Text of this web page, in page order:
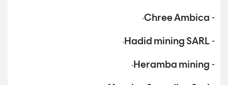
- Chree Ambica.
- Hadid mining SARL.
- Heramba mining.